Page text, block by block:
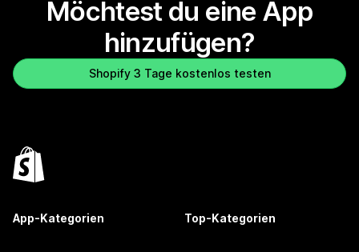
Möchtest du eine App
hinzufügen?
Shopify 3 Tage kostenlos testen
App-Kategorien Top-Kategorien